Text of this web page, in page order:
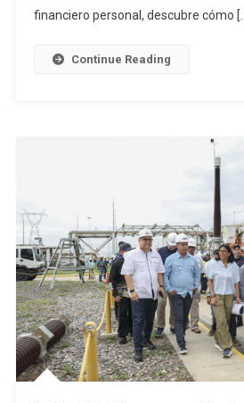
financiero personal, descubre cómo
Continue Reading